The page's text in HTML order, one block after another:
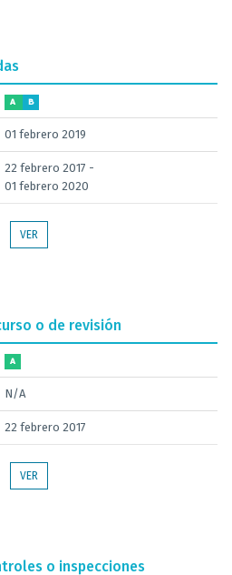
A B
01 febrero 2019
22 febrero 2017 -
01 febrero 2020
VER
o de revisión
A
N/A
22 febrero 2017
VER
o inspecciones